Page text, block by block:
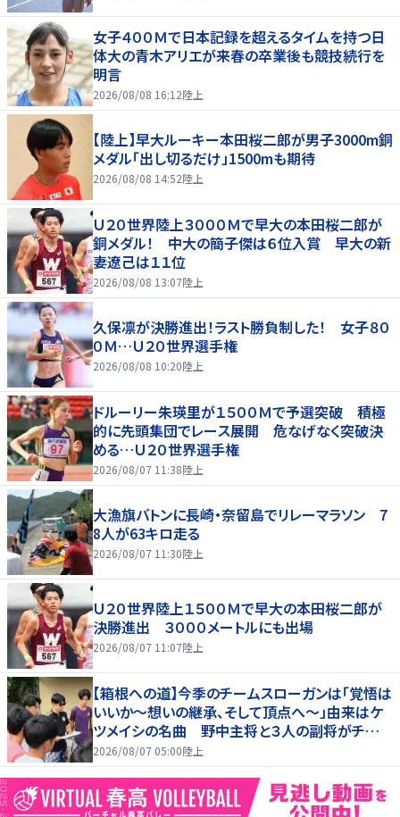
女子４００Ｍで日本記録を超えるタイムを持つ日
体大の青木アリエが来春の卒業後も競技続行を
明言
2026/08/08 16:12陸上
【陸上】早大ルーキー本田桜二郎が男子3000m銅
メダル「出し切るだけ」1500mも期待
2026/08/08 14:52陸上
Ｕ２０世界陸上３０００Ｍで早大の本田桜二郎が
銅メダル！ 中大の簡子傑は６位入賞 早大の新
妻遼己は１１位
2026/08/08 13:07陸上
久保凛が決勝進出！ラスト勝負制した！ 女子８０
０Ｍ…Ｕ２０世界選手権
2026/08/08 10:20陸上
ドルーリー朱瑛里が１５００Ｍで予選突破 積極
的に先頭集団でレース展開 危なげなく突破決
める…Ｕ２０世界選手権
2026/08/07 11:38陸上
大漁旗バトンに長崎・奈留島でリレーマラソン 7
8人が63キロ走る
2026/08/07 11:30陸上
Ｕ２０世界陸上１５００Ｍで早大の本田桜二郎が
決勝進出 ３０００メートルにも出場
2026/08/07 11:07陸上
【箱根への道】今季のチームスローガンは「覚悟は
いいか～想いの継承、そして頂点へ～」由来はケ
ツメイシの名曲 野中主将と３人の副将がチーム
を引っ張る…夏合宿特集第１弾、国学院大
2026/08/07 05:00陸上